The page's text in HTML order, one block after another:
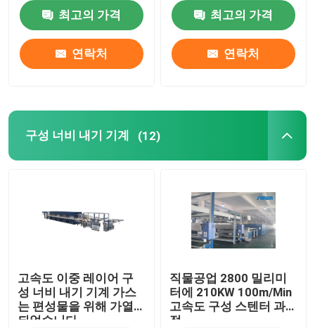
최고의 가격
연락처
최고의 가격
연락처
구성 너비 내기 기계 (12)
고속도 이중 레이어 구
성 너비 내기 기계 가스
는 편성물을 위해 가열
되었습니다
직물공업 2800 밀리미
터에 210KW 100m/Min
고속도 구성 스텐터 과
정